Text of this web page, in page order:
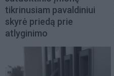
tikrinusiam pavaldiniui
skyrė priedą prie
atlyginimo